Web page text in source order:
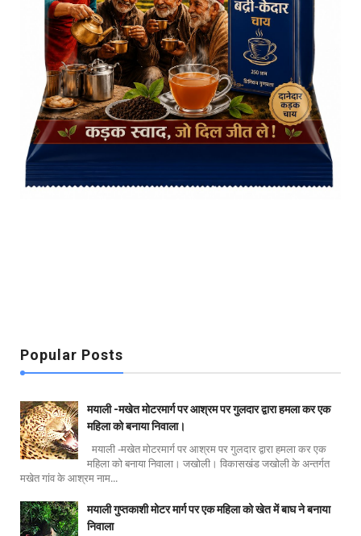
Popular Posts
मयाली -मखेत मोटरमार्ग पर आश्रम पर गुलदार द्वारा हमला कर एक
महिला को बनाया निवाला।
मयाली -मखेत मोटरमार्ग पर आश्रम पर गुलदार द्वारा हमला कर एक
महिला को बनाया निवाला। जखोली। विकासखंड जखोली के अन्तर्गत
मखेत गांव के आश्रम नाम...
मयाली गुप्तकाशी मोटर मार्ग पर एक महिला को खेत में बाघ ने बनाया
निवाला